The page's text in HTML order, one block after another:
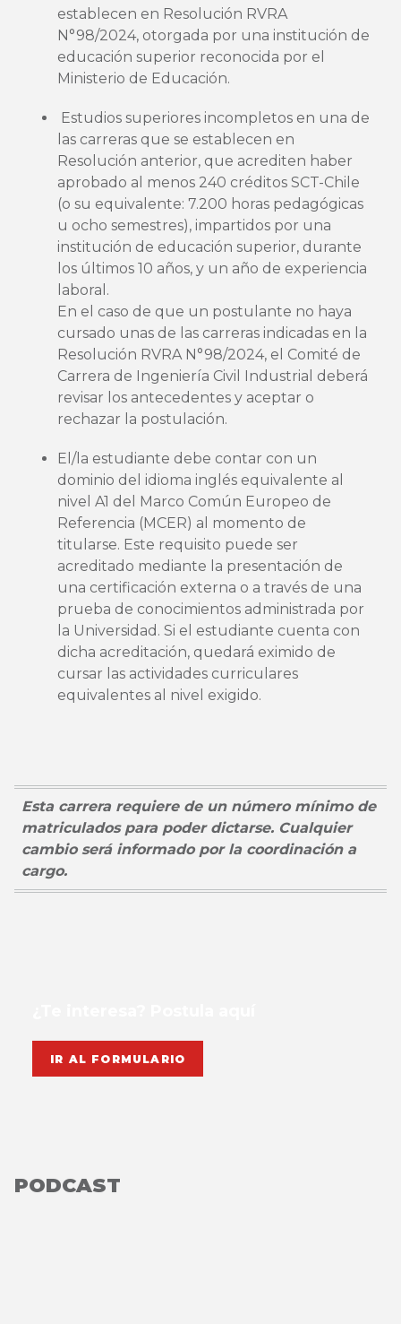
establecen en Resolución RVRA
N°98/2024, otorgada por una institución de
educación superior reconocida por el
Ministerio de Educación.
Estudios superiores incompletos en una de
las carreras que se establecen en
Resolución anterior, que acrediten haber
aprobado al menos 240 créditos SCT-Chile
(o su equivalente: 7.200 horas pedagógicas
u ocho semestres), impartidos por una
institución de educación superior, durante
los últimos 10 años, y un año de experiencia
laboral.
En el caso de que un postulante no haya
cursado unas de las carreras indicadas en la
Resolución RVRA N°98/2024, el Comité de
Carrera de Ingeniería Civil Industrial deberá
revisar los antecedentes y aceptar o
rechazar la postulación.
El/la estudiante debe contar con un
dominio del idioma inglés equivalente al
nivel A1 del Marco Común Europeo de
Referencia (MCER) al momento de
titularse. Este requisito puede ser
acreditado mediante la presentación de
una certificación externa o a través de una
prueba de conocimientos administrada por
la Universidad. Si el estudiante cuenta con
dicha acreditación, quedará eximido de
cursar las actividades curriculares
equivalentes al nivel exigido.
Esta carrera requiere de un número mínimo de
matriculados para poder dictarse. Cualquier
cambio será informado por la coordinación a
cargo.
IR AL FORMULARIO
PODCAST